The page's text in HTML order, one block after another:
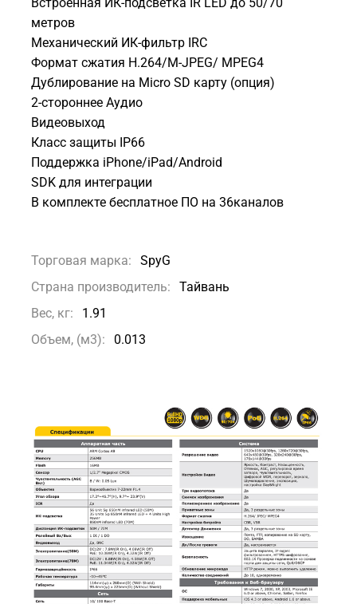
метров
Механический ИК-фильтр IRC
Формат сжатия H.264/М-JPEG/ MPEG4
Дублирование на Micro SD карту (опция)
2-стороннее Аудио
Видеовыход
Класс защиты IP66
Поддержка iPhone/iPad/Android
SDK для интеграции
В комплекте бесплатное ПО на 36каналов
Торговая марка:
SpyG
Страна производитель:
Тайвань
Вес, кг:
1.91
Объем, (м3):
0.013